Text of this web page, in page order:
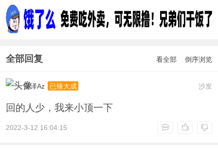
全部回复 看全部 倒序浏览
沙发
安泽Az 已臻大成
回的人少，我来小顶一下
2022-3-12 16:04:15